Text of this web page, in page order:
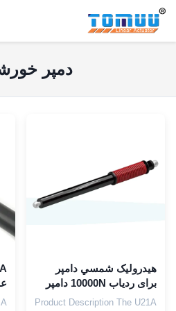
دمپر
هيدروليک شمسي دامپر
برای ردیاب 10000N دامپر
برای سیستم های ردیابی
Product Description The U21A